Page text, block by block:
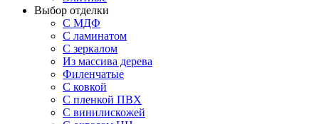
Выбор отделки
С МДФ
С ламинатом
С зеркалом
Из массива дерева
Филенчатые
С ковкой
С пленкой ПВХ
С винилискожей